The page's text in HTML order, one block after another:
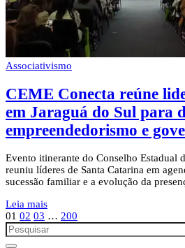
Associativismo
CEME Conecta reúne
em Jaraguá do Sul para
empreendedorismo e
Evento itinerante do Conselho Estadual
reuniu líderes de Santa Catarina em
sucessão familiar e a evolução da
Leia mais
01 02 03 … 200